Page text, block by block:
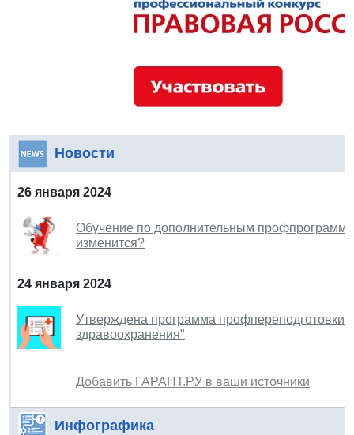
Новости
26 января 2024
Обучение по дополнительным
изменится?
24 января 2024
Утверждена программа профпереподготовки
здравоохранения"
Добавить ГАРАНТ.РУ в ваши источники
Инфографика